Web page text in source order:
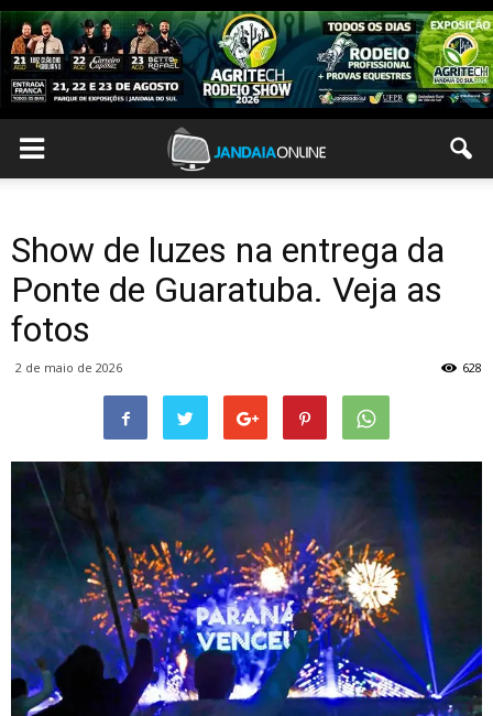
Show de luzes na entrega da
Ponte de Guaratuba. Veja as
fotos
2 de maio de 2026 628